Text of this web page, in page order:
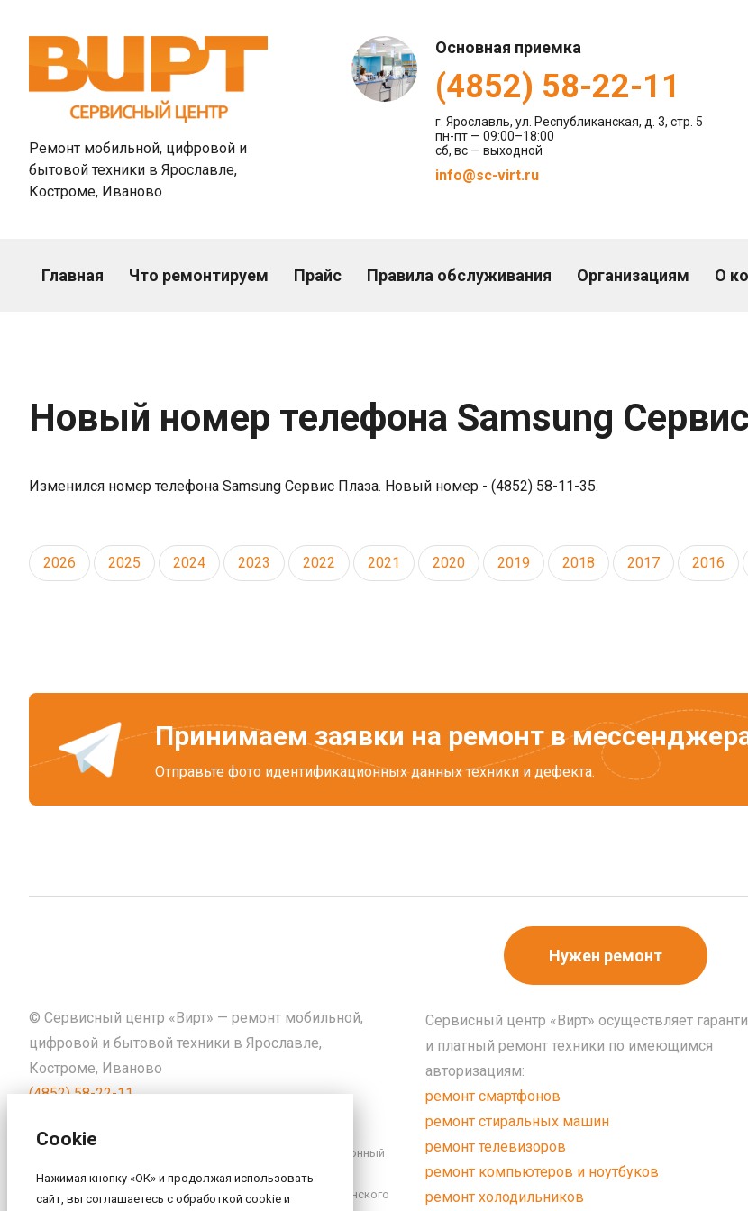
Ремонт мобильной, цифровой и
бытовой техники в Ярославле,
Костроме, Иваново
Основная приемка
(4852) 58-22-11
г. Ярославль, ул. Республиканская, д. 3, стр. 5
пн-пт — 09:00–18:00
сб, вс — выходной
info@sc-virt.ru
Главная Что ремонтируем Прайс Правила обслуживания Организациям О
Новый номер телефона Samsung
Изменился номер телефона Samsung Сервис Плаза. Новый номер - (4852) 58-11-35.
2026 2025 2024 2023 2022 2021 2020 2019 2018 2017 2016
Принимаем заявки на ремонт в
Отправьте фото идентификационных данных техники и дефекта.
Нужен ремонт
© Сервисный центр «Вирт» — ремонт мобильной,
цифровой и бытовой техники в Ярославле,
Костроме, Иваново
(4852) 58-22-11
Сайт и его содержимое носят исключительно информационный
характер и ни при каких условиях не являются публичной
офертой, определяемой положениями Статьи 437 Гражданского
Сервисный центр «Вирт» осуществляет
и платный ремонт техники по имеющимся
авторизациям:
ремонт смартфонов
ремонт стиральных машин
ремонт телевизоров
ремонт компьютеров и ноутбуков
ремонт холодильников
Cookie
Нажимая кнопку «ОК» и продолжая использовать
сайт, вы соглашаетесь с обработкой cookie и